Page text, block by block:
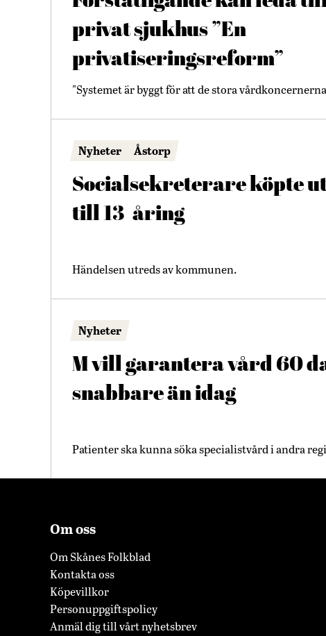
privat sjukhus ”En
privatiseringsreform”
"Systemet är byggt för att de stora
Nyheter Åstorp
Socialsekreterare köpte
till 13-åring
Händelsen utreds av kommunen.
Nyheter
M vill garantera vård 60
snabbare än idag
Patienter ska kunna söka specialistvård i andra
Om oss
Om Skånes Folkblad
Kontakta oss
Köpevillkor
Personuppgiftspolicy
Anmäl dig till vårt nyhetsbrev